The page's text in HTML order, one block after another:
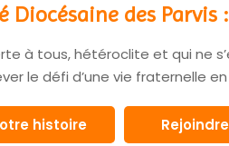
Diocésaine des Parvis
à tous, hétéroclite et qui ne
le défi d’une vie fraternelle
histoire